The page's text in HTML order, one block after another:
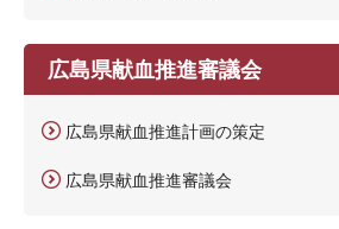
広島県献血推進審議会
広島県献血推進計画の策定
広島県献血推進審議会